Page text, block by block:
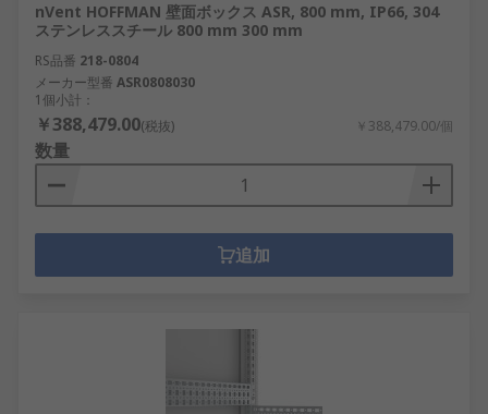
nVent HOFFMAN 壁面ボックス ASR, 800 mm, IP66, 304
ステンレススチール 800 mm 300 mm
RS品番 218-0804
メーカー型番 ASR0808030
1個小計：
￥388,479.00(税抜) ￥388,479.00/個
数量
追加